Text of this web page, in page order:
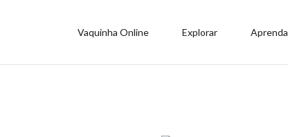
Vaquinha Online Explorar Aprenda